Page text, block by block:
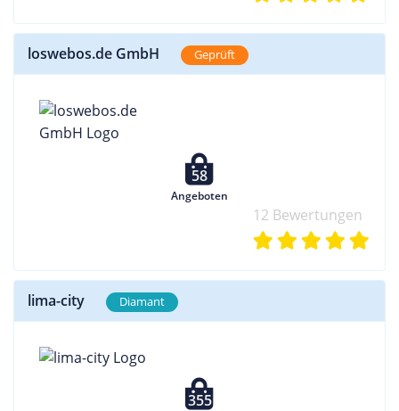
loswebos.de GmbH Geprüft
58
Angeboten
12 Bewertungen
lima-city Diamant
355